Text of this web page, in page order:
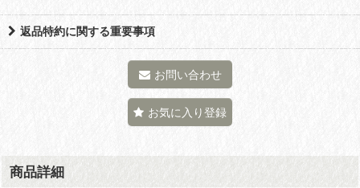
返品特約に関する重要事項
お問い合わせ
お気に入り登録
商品詳細